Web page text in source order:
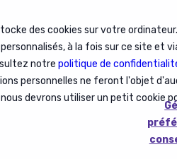
des cookies sur votre
à la fois sur ce site et
notre politique de
personnelles ne feront l'objet
devrons utiliser un petit cookie
Mobilité /